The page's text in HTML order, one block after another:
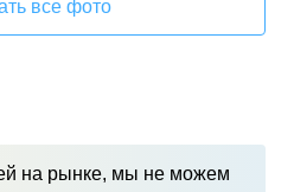
все фото
на рынке, мы не можем